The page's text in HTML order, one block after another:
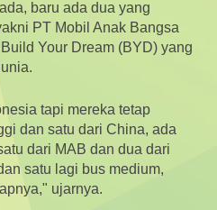
baru ada dua yang
PT Mobil Anak Bangsa
Your Dream (BYD) yang
tapi mereka tetap
dan satu dari China, ada
dari MAB dan dua dari
satu lagi bus medium,
ujarnya.